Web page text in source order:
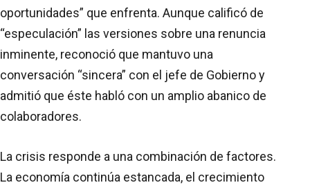
oportunidades” que enfrenta. Aunque calificó de
“especulación” las versiones sobre una renuncia
inminente, reconoció que mantuvo una
conversación “sincera” con el jefe de Gobierno y
admitió que éste habló con un amplio abanico de
colaboradores.
La crisis responde a una combinación de factores.
La economía continúa estancada, el crecimiento